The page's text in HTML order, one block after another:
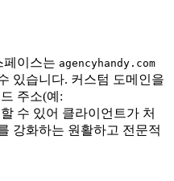
페이스는 agencyhandy.com
있습니다. 커스텀 도메인을
주소(예:
수 있어 클라이언트가 처
강화하는 원활하고 전문적